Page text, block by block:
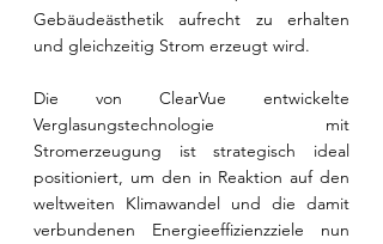
Gebäudeästhetik aufrecht zu erhalten
und gleichzeitig Strom erzeugt wird.
Die von ClearVue entwickelte
Verglasungstechnologie mit
Stromerzeugung ist strategisch ideal
positioniert, um den in Reaktion auf den
weltweiten Klimawandel und die damit
verbundenen Energieeffizienzziele nun